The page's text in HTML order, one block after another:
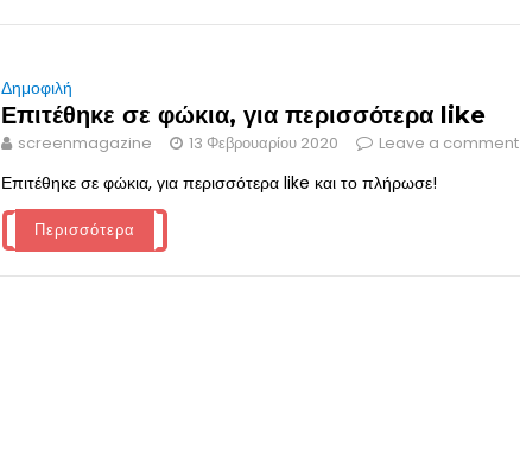
Δημοφιλή
Επιτέθηκε σε φώκια, για περισσότερα like
screenmagazine 13 Φεβρουαρίου 2020 Leave a comment
Επιτέθηκε σε φώκια, για περισσότερα like και το πλήρωσε!
Περισσότερα